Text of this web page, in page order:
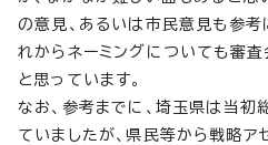
の意見、あるいは市民意見も参考
れからネーミングについても審
と思っています。
なお、参考までに、埼玉県は当初
ていましたが、県民等から戦略ア